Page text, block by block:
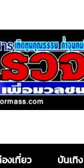
งเที่ยว บันเทิง